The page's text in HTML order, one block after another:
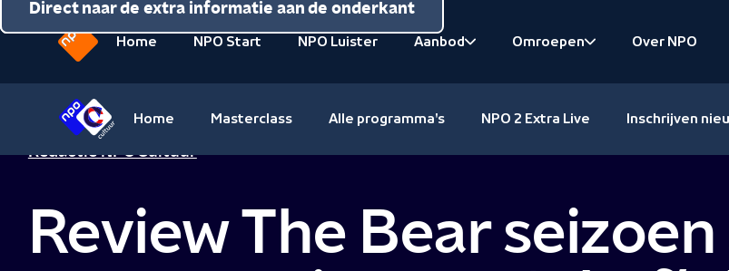
Direct naar de inhoud
Direct naar de hoofdnavigatie
Direct naar de extra informatie aan de onderkant
beginpagina
van
Home NPO Start NPO Luister
Aanbod
Omroepen
Over NPO
van
NPO
Cultuur
Home Masterclass Alle programma's NPO 2 Extra Live Inschrijven
Redactie NPO Cultuur
Review The Bear